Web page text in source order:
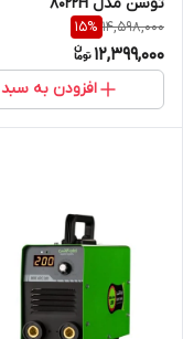
14,598,000
15%
12,399,000
افزودن به سبد